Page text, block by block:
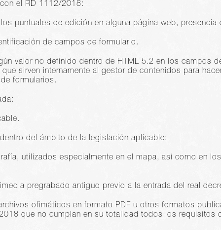
el RD 1112/2018:
puntuales de edición en alguna página web, presencia
de campos de formulario.
valor no definido dentro de HTML 5.2 en los campos
que sirven internamente al gestor de contenidos para
formularios.
del ámbito de la legislación aplicable:
utilizados especialmente en el mapa, así como en
pregrabado antiguo previo a la entrada del real
ofimáticos en formato PDF u otros formatos
que no cumplan en su totalidad todos los requisitos